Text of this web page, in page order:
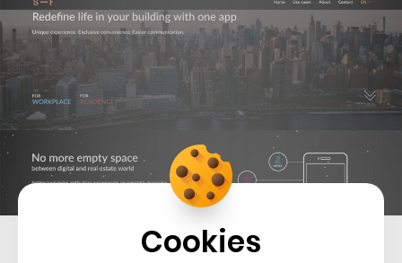
Hlavními klienty startupu jsou tak kancelářské
Cookies